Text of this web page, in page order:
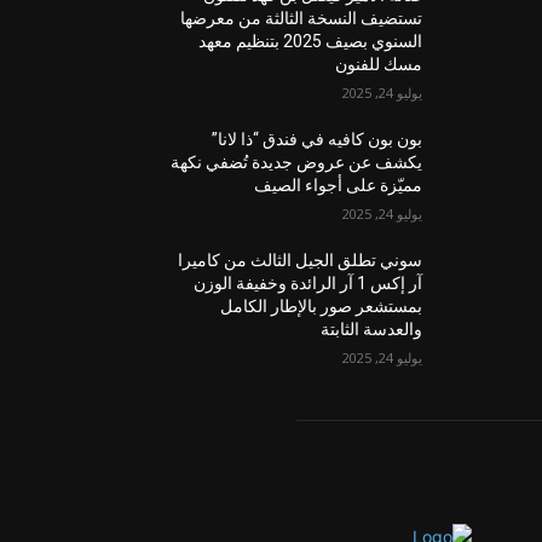
تستضيف النسخة الثالثة من معرضها
السنوي بصيف 2025 بتنظيم معهد
مسك للفنون
يوليو 24, 2025
بون بون كافيه في فندق “ذا لانا”
يكشف عن عروض جديدة تُضفي نكهة
مميّزة على أجواء الصيف
يوليو 24, 2025
سوني تطلق الجيل الثالث من كاميرا
آر إكس 1 آر الرائدة وخفيفة الوزن
بمستشعر صور بالإطار الكامل
والعدسة الثابتة
يوليو 24, 2025